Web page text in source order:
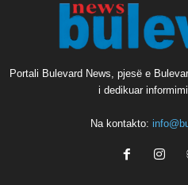
Portali Bulevard News, pjesë e
i dedikuar
Na kontakto: